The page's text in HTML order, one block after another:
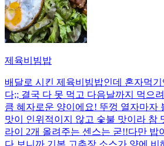
제육비빔밥
배달로 시킨 제육비빔밥인데 혼자먹
다;; 결국 다 못 먹고 다음날까지 먹으
큼 혜자로운 양이에요! 뚜껑 열자마자
맛이 인위적이지 않고 숯불 맛이라 참
라이 2개 올려주는 센스는 굳!! ​다만 밥
다 보니까 기본 고추장 소스가 양에 비